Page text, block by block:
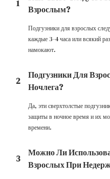
1
Взрослым?
Подгузники для взрослых
каждые 3–4 часа или всякий
намокают.
2
Подгузники Для
Ночлега?
Да, эти сверхтолстые
защиты в ночное время и их
времени.
3
Можно Ли
Взрослых При